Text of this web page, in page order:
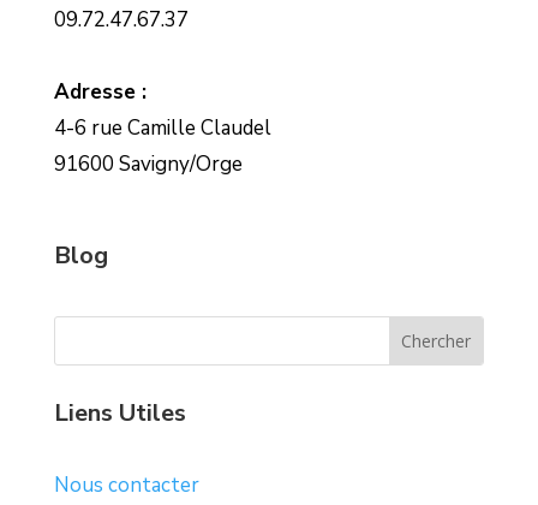
09.72.47.67.37
Adresse :
4-6 rue Camille Claudel
91600 Savigny/Orge
Blog
Liens Utiles
Nous contacter